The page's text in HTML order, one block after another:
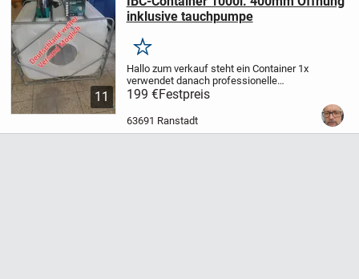
11
inklusive tauchpumpe
Merken
Hallo zum verkauf steht ein Container 1x
verwendet danach professionelle
gereinigt und top sauber mit 400mm
Öffnung oben inklusive neuer
tauchpumpe 230 v neu.
199 €Festpreis
63691 Ranstadt